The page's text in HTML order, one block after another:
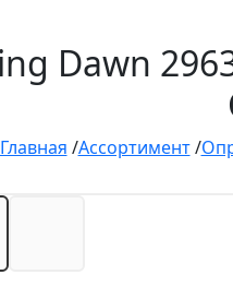
Dawn
Главная /Ассортимент /